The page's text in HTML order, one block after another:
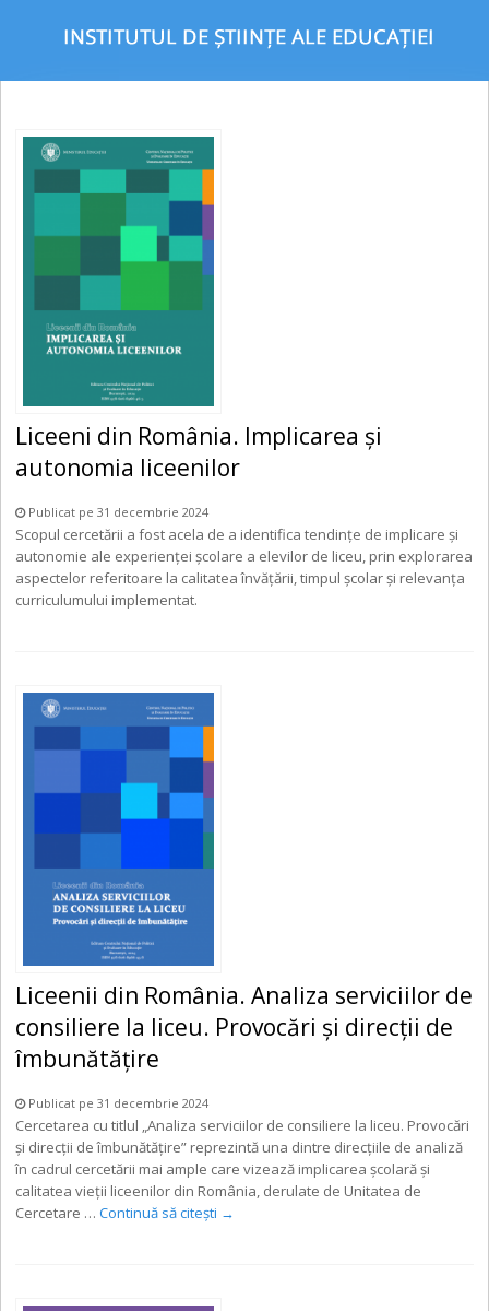
Liceeni din România. Implicarea și
autonomia liceenilor
Publicat pe 31 decembrie 2024
Scopul cercetării a fost acela de a identifica tendințe de implicare și
autonomie ale experienței școlare a elevilor de liceu, prin explorarea
aspectelor referitoare la calitatea învățării, timpul școlar și relevanța
curriculumului implementat.
Liceenii din România. Analiza serviciilor de
consiliere la liceu. Provocări și direcții de
îmbunătățire
Publicat pe 31 decembrie 2024
Cercetarea cu titlul „Analiza serviciilor de consiliere la liceu. Provocări
și direcții de îmbunătățire” reprezintă una dintre direcțiile de analiză
în cadrul cercetării mai ample care vizează implicarea școlară și
calitatea vieții liceenilor din România, derulate de Unitatea de
Cercetare …Continuă să citești →